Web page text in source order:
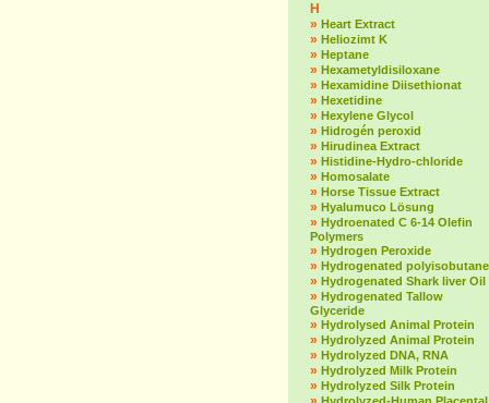
H
» Heart Extract
» Heliozimt K
» Heptane
» Hexametyldisiloxane
» Hexamidine Diisethionat
» Hexetidine
» Hexylene Glycol
» Hidrogén peroxid
» Hirudinea Extract
» Histidine-Hydro-chloride
» Homosalate
» Horse Tissue Extract
» Hyalumuco Lösung
» Hydroenated C 6-14 Olefin
Polymers
» Hydrogen Peroxide
» Hydrogenated polyisobutane
» Hydrogenated Shark liver Oil
» Hydrogenated Tallow
Glyceride
» Hydrolysed Animal Protein
» Hydrolyzed Animal Protein
» Hydrolyzed DNA, RNA
» Hydrolyzed Milk Protein
» Hydrolyzed Silk Protein